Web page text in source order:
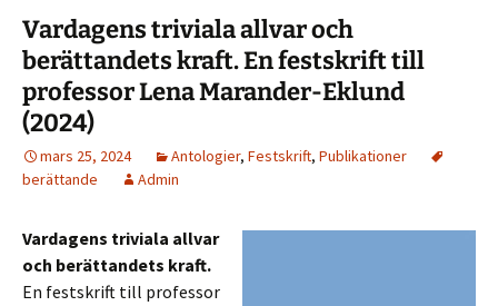
Vardagens triviala allvar och
berättandets kraft. En festskrift till
professor Lena Marander-Eklund
(2024)
mars 25, 2024 Antologier, Festskrift, Publikationer
berättande
Admin
Vardagens triviala allvar
och berättandets kraft.
En festskrift till professor